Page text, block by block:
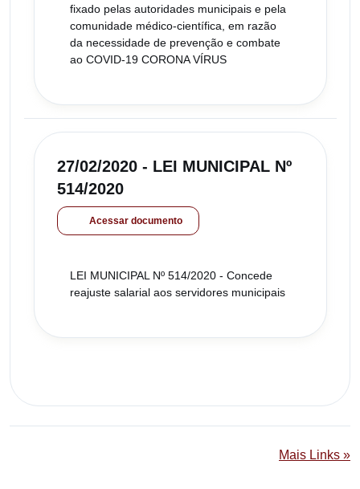
fixado pelas autoridades municipais e pela
comunidade médico-científica, em razão
da necessidade de prevenção e combate
ao COVID-19 CORONA VÍRUS
27/02/2020 - LEI MUNICIPAL Nº
514/2020
Acessar documento
LEI MUNICIPAL Nº 514/2020 - Concede
reajuste salarial aos servidores municipais
Mais Links »